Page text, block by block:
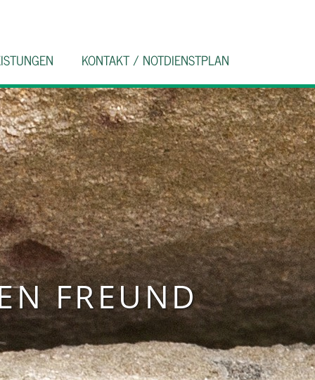
KONTAKT / NOTDIENSTPLAN
FREUND
FREUND